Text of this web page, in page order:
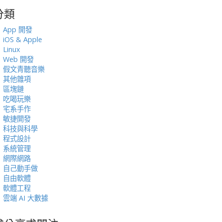
類
App 開發
iOS & Apple
Linux
Web 開發
假文青聽音樂
其他雜項
區塊鏈
吃喝玩樂
宅系手作
敏捷開發
科技與科學
程式設計
系統管理
網際網路
自己動手做
自由軟體
軟體工程
雲端 AI 大數據